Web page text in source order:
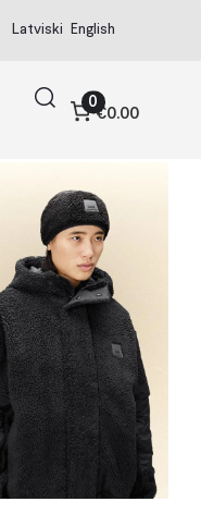
Latviski English
0
€0.00